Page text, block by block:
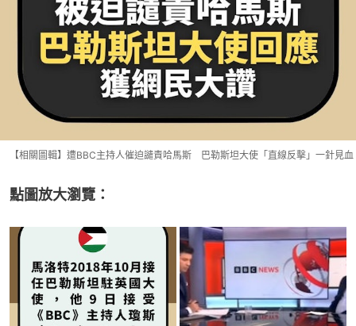
【相關圖輯】遭BBC主持人催迫譴責哈馬斯 巴勒斯坦大使「直線反擊」一針見血
點圖放大瀏覽：